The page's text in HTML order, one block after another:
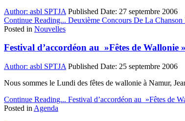
Author: asbl SPTJA Published Date: 27 septembre 2006
Continue Reading... Deuxième Concours De La
Posted in Nouvelles
Festival d’accordéon au »Fêtes de Wallonie
Author: asbl SPTJA Published Date: 25 septembre 2006
Nous sommes le Lundi des fêtes de wallonie à Namur,
Continue Reading... Festival d’accordéon au »Fêtes de
Posted in Agenda